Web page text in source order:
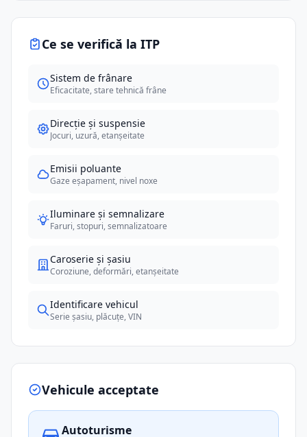
Ce se verifică la ITP
Sistem de frânare
Eficacitate, stare tehnică frâne
Direcție și suspensie
Jocuri, uzură, etanșeitate
Emisii poluante
Gaze eșapament, nivel noxe
Iluminare și semnalizare
Faruri, stopuri, semnalizatoare
Caroserie și șasiu
Coroziune, deformări, etanșeitate
Identificare vehicul
Serie șasiu, plăcuțe, VIN
Vehicule acceptate
Autoturisme